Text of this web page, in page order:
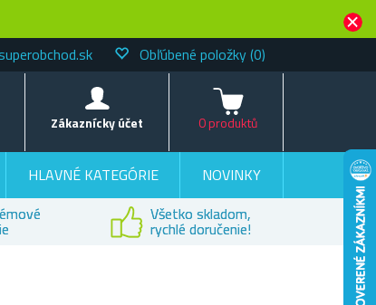
Obľúbené položky(0)
Zákaznícky účet
Košík
0 produktů
HLAVNÉ KATEGÓRIE
NOVINKY
Všetko skladom,
rychlé doručenie!